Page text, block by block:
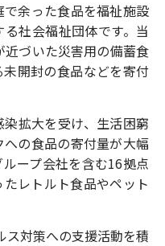
余った食品を福祉施設
社会福祉団体です。当
づいた災害用の備蓄食
開封の食品などを寄付
拡大を受け、生活困窮
の食品の寄付量が大幅
ープ会社を含む16拠点
レトルト食品やペット
ス対策への支援活動を積